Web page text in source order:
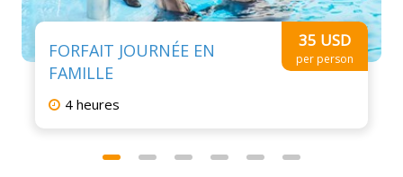
FORFAIT JOURNÉE EN
FAMILLE
35 USD
per person
4 heures